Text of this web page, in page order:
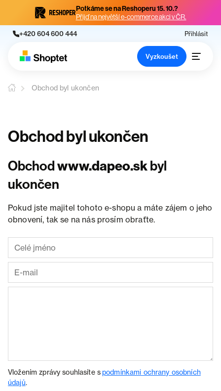
Potkáme se na Reshoperu 15. 10.?
Přijď na největší e-commerce akci v ČR.
+420 604 600 444 Přihlásit
Vyzkoušet
Obchod byl ukončen
Obchod byl ukončen
Obchodwww.dapeo.skbyl
ukončen
Pokud jste majitel tohoto e-shopu a máte zájem o jeho
obnovení, tak se na nás prosím obraťte.
Vložením zprávy souhlasíte spodmínkami ochrany osobních
údajů.